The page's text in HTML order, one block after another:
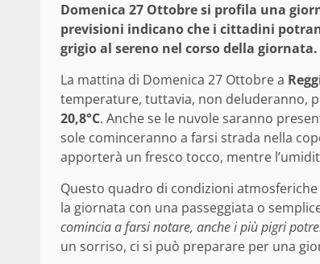
Domenica 27 Ottobre si profila una
previsioni indicano che i cittadini
grigio al sereno nel corso della
La mattina di Domenica 27 Ottobre a
temperature, tuttavia, non deluderanno,
20,8°C. Anche se le nuvole saranno
sole cominceranno a farsi strada nella
apporterà un fresco tocco, mentre
Questo quadro di condizioni
la giornata con una passeggiata o
comincia a farsi notare, anche i più pigri
un sorriso, ci si può preparare per una